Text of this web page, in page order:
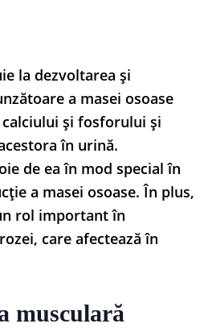
la dezvoltarea și
a masei osoase
și fosforului și
în urină.
de ea în mod special în
a masei osoase. În plus,
rol important în
care afectează în
musculară